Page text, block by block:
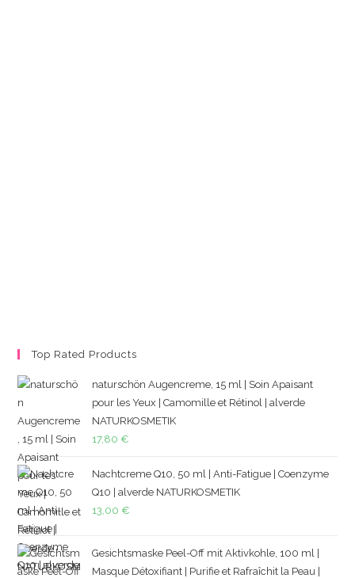
Top Rated Products
naturschön Augencreme, 15 ml | Soin Apaisant
pour les Yeux | Camomille et Rétinol | alverde
NATURKOSMETIK
17,80 €
Nachtcreme Q10, 50 ml | Anti-Fatigue | Coenzyme
Q10 | alverde NATURKOSMETIK
13,00 €
Gesichtsmaske Peel-Off mit Aktivkohle, 100 ml |
Masque Détoxifiant | Purifie et Rafraîchit la Peau |